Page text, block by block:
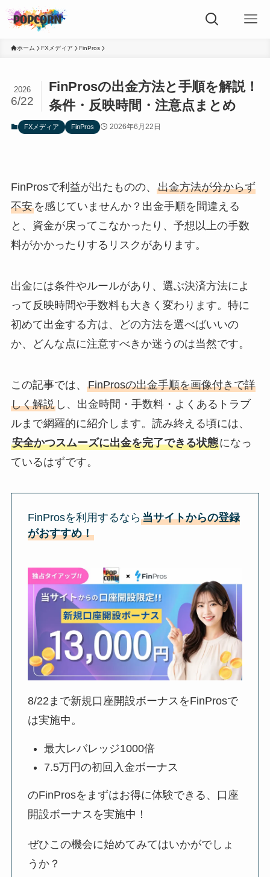
ホーム FXメディア FinPros
FinProsの出金方法と手順を解説！
条件・反映時間・注意点まとめ
2026
6/22
FXメディア FinPros 2026年6月22日
FinProsで利益が出たものの、 出金方法が分からず
不安を感じていませんか？出金手順を間違える
と、資金が戻ってこなかったり、予想以上の手数
料がかかったりするリスクがあります。
出金には条件やルールがあり、選ぶ決済方法によ
って反映時間や手数料も大きく変わります。特に
初めて出金する方は、どの方法を選べばいいの
か、どんな点に注意すべきか迷うのは当然です。
この記事では、 FinProsの出金手順を画像付きで詳
しく解説し、出金時間・手数料・よくあるトラブ
ルまで網羅的に紹介します。読み終える頃には、
安全かつスムーズに出金を完了できる状態になっ
ているはずです。
FinProsを利用するなら当サイトからの登録
がおすすめ！
8/22 まで新規口座開設ボーナスをFinProsで
は実施中。
最大レバレッジ1000倍
7.5万円の初回入金ボーナス
のFinProsをまずはお得に体験できる、口座
開設ボーナスを実施中！
ぜひこの機会に始めてみてはいかがでしょ
うか？